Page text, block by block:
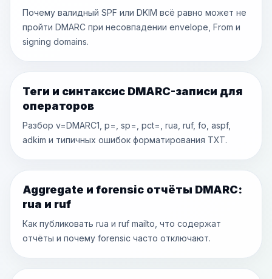
Почему валидный SPF или DKIM всё равно может не
пройти DMARC при несовпадении envelope, From и
signing domains.
Теги и синтаксис DMARC-записи для
операторов
Разбор v=DMARC1, p=, sp=, pct=, rua, ruf, fo, aspf,
adkim и типичных ошибок форматирования TXT.
Aggregate и forensic отчёты DMARC:
rua и ruf
Как публиковать rua и ruf mailto, что содержат
отчёты и почему forensic часто отключают.